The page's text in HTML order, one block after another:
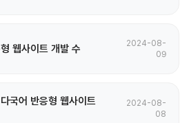
웹사이트 개발 수
2024-08-
09
국어 반응형 웹사이트
2024-08-
08